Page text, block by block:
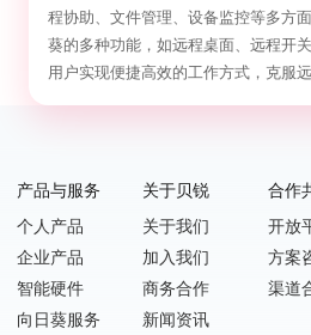
程协助、文件管理、设备监控等多方
葵的多种功能，如远程桌面、远程开
用户实现便捷高效的工作方式，克服
产品与服务
个人产品
企业产品
智能硬件
向日葵服务
关于贝锐
关于我们
加入我们
商务合作
新闻资讯
合作
开放
方案
渠道